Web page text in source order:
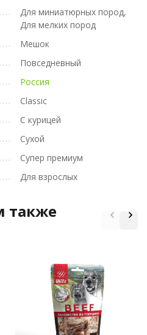
Для миниатюрных пород,
Для мелких пород
Мешок
Повседневный
Россия
Classic
С курицей
Сухой
Супер премиум
Для взрослых
также